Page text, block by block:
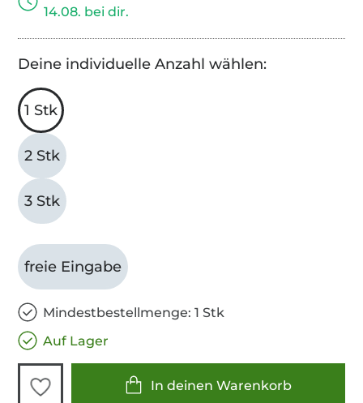
14.08. bei dir.
Deine individuelle Anzahl wählen:
1 Stk
2 Stk
3 Stk
freie Eingabe
Mindestbestellmenge: 1 Stk
Auf Lager
In deinen Warenkorb